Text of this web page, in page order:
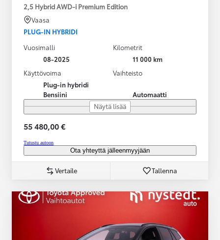
2,5 Hybrid AWD-i Premium Edition
Vaasa
PLUG-IN HYBRIDI
Vuosimalli
08-2025
Kilometrit
11 000 km
Käyttövoima
Plug-in hybridi
Bensiini
Vaihteisto
Automaatti
Näytä lisää
55 480,00 €
Tutustu autoon
Ota yhteyttä jälleenmyyjään
Vertaile Tallenna